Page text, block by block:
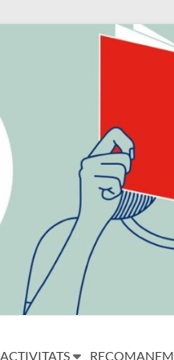
ACTIVITATS RECOMANEM